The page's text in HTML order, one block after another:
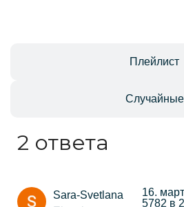
Плейлист
Случайные
2 ответа
Sara-Svetlana
16.
5782 в